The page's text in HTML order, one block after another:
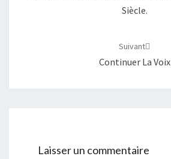
Siècle.
Suivant
Continuer La Voix
Laisser un commentaire